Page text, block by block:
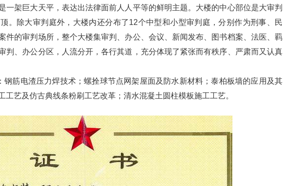
一架巨大天平，表达出法律面前人人平等的鲜明主题。大楼的中心部位是大审判
。除大审判庭外，大楼内还分布了12个中型和小型审判庭，分别作为刑事、民
件的审判场所，整个大楼集审判、办公、会议、新闻发布、图书档案、法医、羁
判、办公分区，人流分开，各行其道，充分体现了紧张而有秩序、严肃而又认真
筋电渣压力焊技术；螺拴球节点网架屋面及防水新材料；泰柏板墙的应用及其
工艺及仿古典线条粉刷工艺改革；清水混凝土圆柱模板施工工艺。